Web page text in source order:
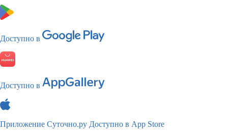
Доступно в
Доступно в
Приложение Суточно.ру Доступно в App Store